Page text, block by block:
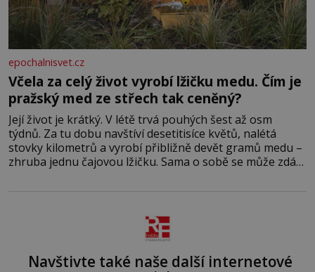
epochalnisvet.cz
Včela za celý život vyrobí lžičku medu. Čím je
pražský med ze střech tak ceněný?
Její život je krátký. V létě trvá pouhých šest až osm
týdnů. Za tu dobu navštíví desetitisíce květů, nalétá
stovky kilometrů a vyrobí přibližně devět gramů medu –
zhruba jednu čajovou lžičku. Sama o sobě se může zdát
Navštivte také naše další internetové